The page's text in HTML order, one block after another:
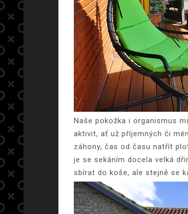
Naše pokožka i organismus
aktivit, ať už příjemných či
záhony, čas od času natřít
je se sekáním docela velká
sbírat do koše, ale stejně se